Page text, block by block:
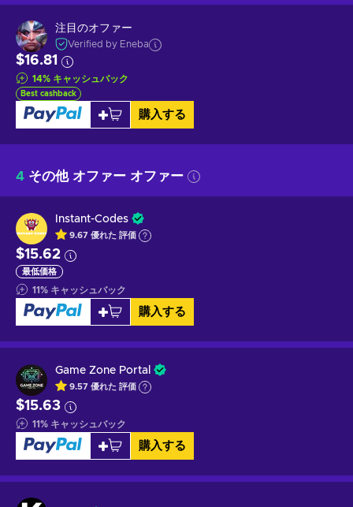
注目のオファー
Verified by Eneba
$16.81
14% キャッシュバック
Best cashback
購入する
4 その他 オファー オファー
Instant-Codes
9.67 優れた 評価
$15.62
最低価格
11% キャッシュバック
購入する
Game Zone Portal
9.57 優れた 評価
$15.63
11% キャッシュバック
購入する